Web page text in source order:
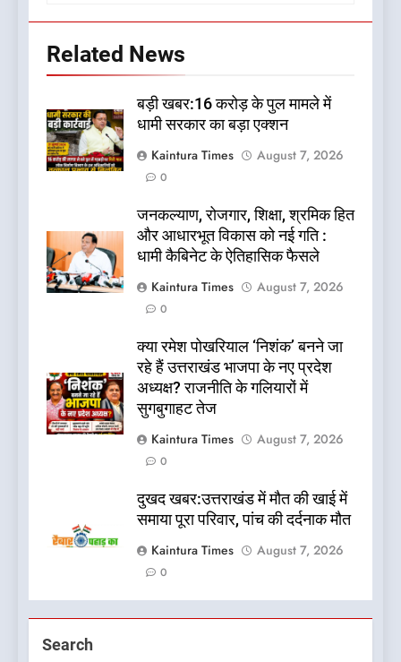
Related News
बड़ी खबर:16 करोड़ के पुल मामले में
धामी सरकार का बड़ा एक्शन
Kaintura Times
August 7, 2026
0
जनकल्याण, रोजगार, शिक्षा, श्रमिक हित
और आधारभूत विकास को नई गति :
धामी कैबिनेट के ऐतिहासिक फैसले
Kaintura Times
August 7, 2026
0
क्या रमेश पोखरियाल ‘निशंक’ बनने जा
रहे हैं उत्तराखंड भाजपा के नए प्रदेश
अध्यक्ष? राजनीति के गलियारों में
सुगबुगाहट तेज
Kaintura Times
August 7, 2026
0
दुखद खबर:उत्तराखंड में मौत की खाई में
समाया पूरा परिवार, पांच की दर्दनाक मौत
Kaintura Times
August 7, 2026
0
Search